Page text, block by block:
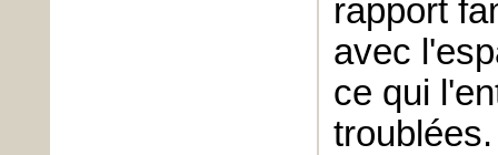
rapport
avec
ce qui
troublées.